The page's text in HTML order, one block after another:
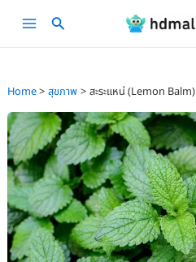
Main
Home สุขภาพ สะระแหน่ (Lemon Balm)